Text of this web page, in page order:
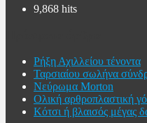
9,868 hits
Ρήξη Αχιλλείου τένοντα
Ταρσιαίου σωλήνα
Νεύρωμα Morton
Ολική αρθροπλαστική
Κότσι ή βλαισός μέγας